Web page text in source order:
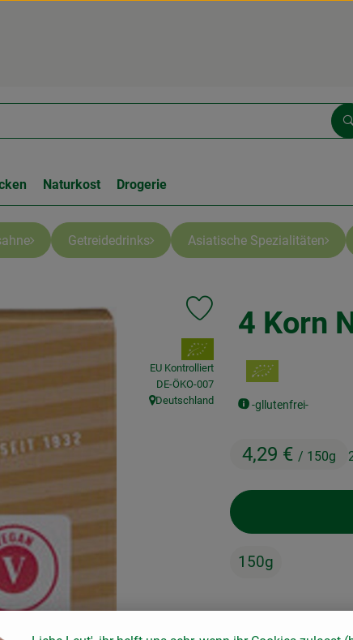
Naturkost Drogerie
Getreidedrinks Asiatische Spezialitäten
4 Korn
-gllutenfrei-
4,29 € / 150g
Produkt zu Favouriten
, Verband:
EU Kontrolliert
, Kontrollstelle:
DE-ÖKO-007
, Herkunft:
Deutschland
150g